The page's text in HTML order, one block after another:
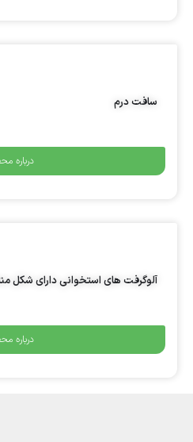
سافت درم
درباره
آلوگرفت های استخوانی دارای شکل
درباره